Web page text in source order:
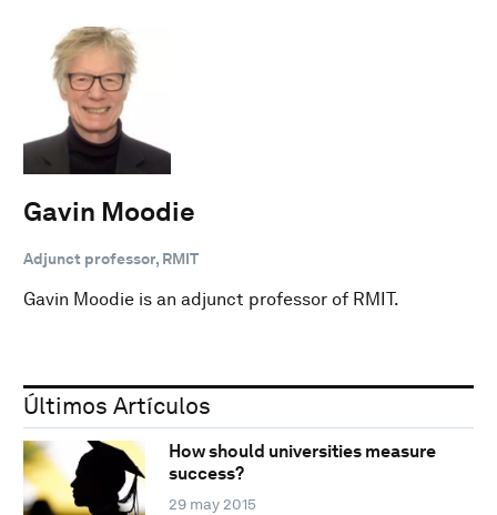
Gavin Moodie
Adjunct professor, RMIT
Gavin Moodie is an adjunct professor of RMIT.
Últimos Artículos
How should universities measure
success?
29 may 2015